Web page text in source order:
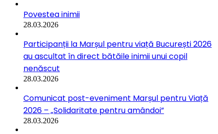
Povestea inimii
28.03.2026
Participanții la Marșul pentru viață București 2026
au ascultat în direct bătăile inimii unui copil
nenăscut
28.03.2026
Comunicat post-eveniment Marșul pentru Viață
2026 – „Solidaritate pentru amândoi”
28.03.2026